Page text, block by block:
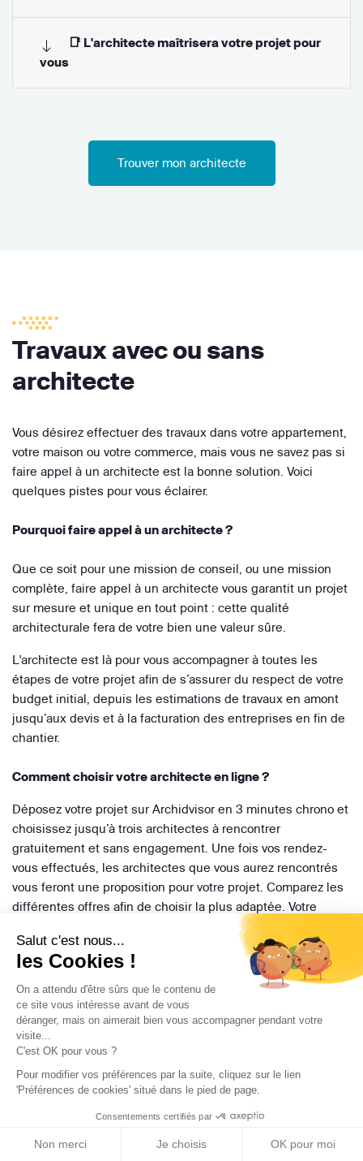
Salut c'est nous...
les Cookies !
On a attendu d'être sûrs que le contenu de
ce site vous intéresse avant de vous
déranger, mais on aimerait bien vous accompagner pendant votre
visite...
C'est OK pour vous ?
Pour modifier vos préférences par la suite, cliquez sur le lien
'Préférences de cookies' situé dans le pied de page.
Consentements certifiés par
Non merci Je choisis OK pour moi
📑 L'architecte maîtrisera votre projet pour
vous
Trouver mon architecte
Travaux avec ou sans
architecte
Vous désirez effectuer des travaux dans votre appartement,
votre maison ou votre commerce, mais vous ne savez pas si
faire appel à un architecte est la bonne solution. Voici
quelques pistes pour vous éclairer.
Pourquoi faire appel à un architecte ?
Que ce soit pour une mission de conseil, ou une mission
complète, faire appel à un architecte vous garantit un projet
sur mesure et unique en tout point : cette qualité
architecturale fera de votre bien une valeur sûre.
L'architecte est là pour vous accompagner à toutes les
étapes de votre projet afin de s’assurer du respect de votre
budget initial, depuis les estimations de travaux en amont
jusqu’aux devis et à la facturation des entreprises en fin de
chantier.
Comment choisir votre architecte en ligne ?
Déposez votre projet sur Archidvisor en 3 minutes chrono et
choisissez jusqu’à trois architectes à rencontrer
gratuitement et sans engagement. Une fois vos rendez-
vous effectués, les architectes que vous aurez rencontrés
vous feront une proposition pour votre projet. Comparez les
différentes offres afin de choisir la plus adaptée. Votre
conseiller Archidvisor sera toujours présent pour vous
accompagner dans cette réflexion.
Trouver mon architecte